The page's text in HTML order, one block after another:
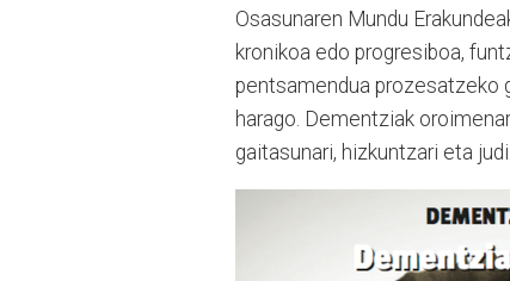
Osasunaren Mundu
kronikoa edo progresiboa,
pentsamendua prozesatzeko
harago. Dementziak
gaitasunari, hizkuntzari eta